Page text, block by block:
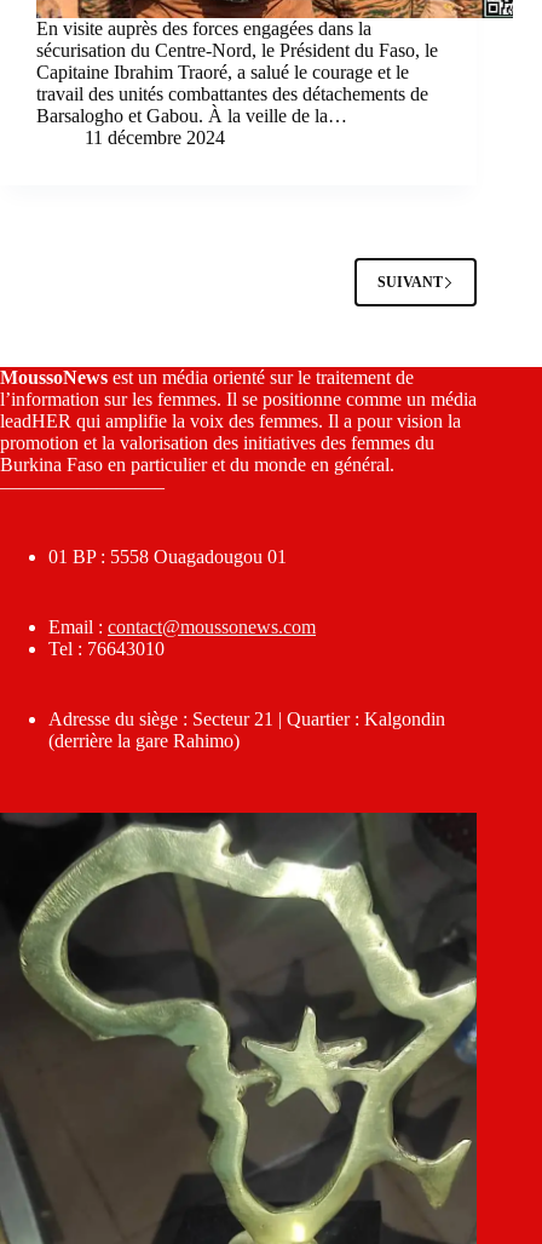
En visite auprès des forces engagées dans la
sécurisation du Centre-Nord, le Président du Faso, le
Capitaine Ibrahim Traoré, a salué le courage et le
travail des unités combattantes des détachements de
Barsalogho et Gabou. À la veille de la…
11 décembre 2024
SUIVANT
MoussoNews est un média orienté sur le traitement de
l’information sur les femmes. Il se positionne comme un média
leadHER qui amplifie la voix des femmes. Il a pour vision la
promotion et la valorisation des initiatives des femmes du
Burkina Faso en particulier et du monde en général.
————————–
01 BP : 5558 Ouagadougou 01
Email : contact@moussonews.com
Tel : 76643010
Adresse du siège : Secteur 21 | Quartier : Kalgondin
(derrière la gare Rahimo)